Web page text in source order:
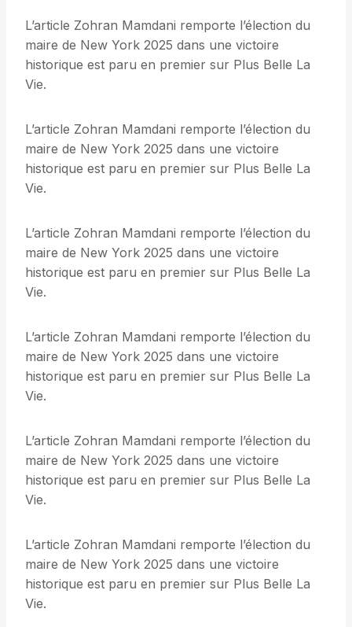
L’article Zohran Mamdani remporte l’élection du
maire de New York 2025 dans une victoire
historique est paru en premier sur Plus Belle La
Vie.
L’article Zohran Mamdani remporte l’élection du
maire de New York 2025 dans une victoire
historique est paru en premier sur Plus Belle La
Vie.
L’article Zohran Mamdani remporte l’élection du
maire de New York 2025 dans une victoire
historique est paru en premier sur Plus Belle La
Vie.
L’article Zohran Mamdani remporte l’élection du
maire de New York 2025 dans une victoire
historique est paru en premier sur Plus Belle La
Vie.
L’article Zohran Mamdani remporte l’élection du
maire de New York 2025 dans une victoire
historique est paru en premier sur Plus Belle La
Vie.
L’article Zohran Mamdani remporte l’élection du
maire de New York 2025 dans une victoire
historique est paru en premier sur Plus Belle La
Vie.